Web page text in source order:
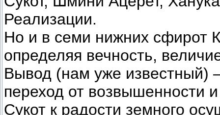
Реализации.
Но и в семи нижних сфирот
определяя вечность,
Вывод (нам уже известный)
переход от возвышенности
Сукот к радости земного